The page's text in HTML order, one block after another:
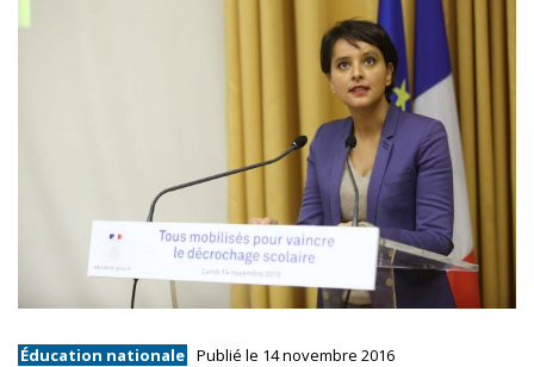
Éducation nationale Publié le 14 novembre 2016